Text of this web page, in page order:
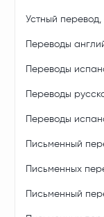
Устный
Переводы
Переводы
Переводы
Переводы
Письменный
Письменных
Письменный